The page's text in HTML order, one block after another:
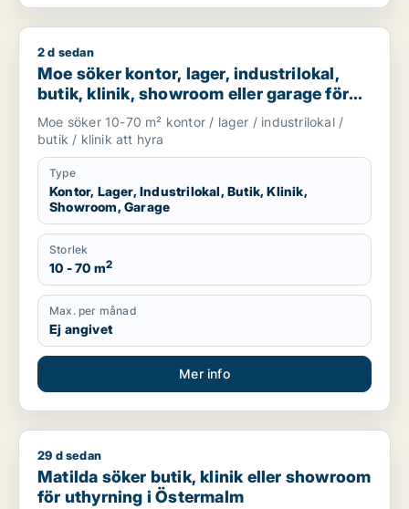
Moe söker kontor, lager, industrilokal, butik, klinik,
2 d sedan
Moe söker kontor, lager, industrilokal,
butik, klinik, showroom eller garage för
uthyrning i Stockholm
Moe söker 10-70 m² kontor / lager / industrilokal /
butik / klinik att hyra
Type
Kontor, Lager, Industrilokal, Butik, Klinik,
Showroom, Garage
Storlek
10 - 70 m2
Max. per månad
Ej angivet
Mer info
Matilda söker butik, klinik eller showroom för uthyrning i
29 d sedan
Matilda söker butik, klinik eller showroom
för uthyrning i Östermalm